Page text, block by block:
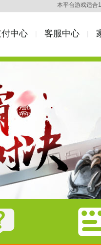
本平台游戏适
中心 | 客服中心 |